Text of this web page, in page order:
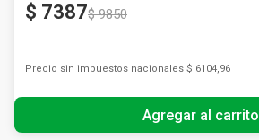
$ 7387$ 9850
Precio sin impuestos nacionales $ 6104,96
Agregar al carrito